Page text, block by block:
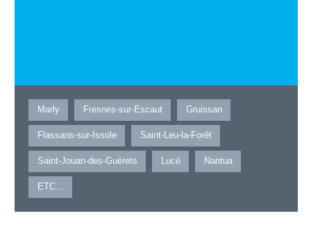
Marly Fresnes-sur-Escaut Gruissan
Flassans-sur-Issole Saint-Leu-la-Forêt
Saint-Jouan-des-Guérets Lucé Nantua
ETC...